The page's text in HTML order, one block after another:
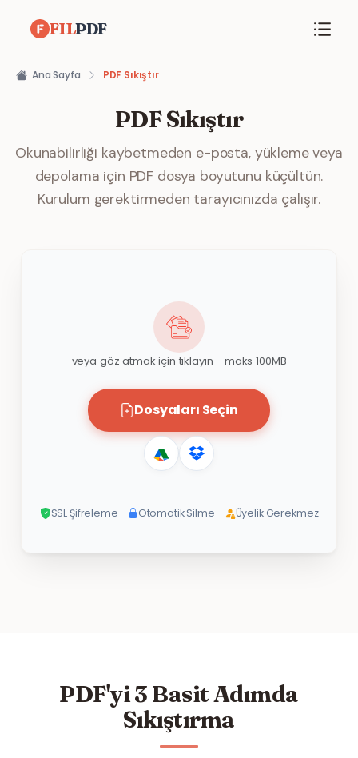
FILPDF
Ana Sayfa PDF Sıkıştır
PDF Sıkıştır
Okunabilirliği kaybetmeden e-posta, yükleme veya
depolama için PDF dosya boyutunu küçültün.
Kurulum gerektirmeden tarayıcınızda çalışır.
veya göz atmak için tıklayın - maks 100MB
Dosyaları Seçin
SSL Şifreleme Otomatik Silme Üyelik Gerekmez
PDF'yi 3 Basit Adımda
Sıkıştırma